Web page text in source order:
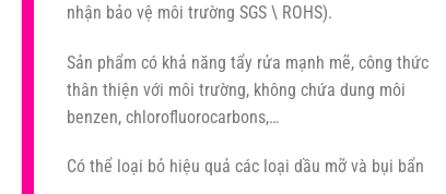
nhận bảo vệ môi trường SGS \ ROHS).
Sản phẩm có khả năng tẩy rửa mạnh mẽ, công thức
thân thiện với môi trường, không chứa dung môi
benzen, chlorofluorocarbons,…
Có thể loại bỏ hiệu quả các loại dầu mỡ và bụi bẩn